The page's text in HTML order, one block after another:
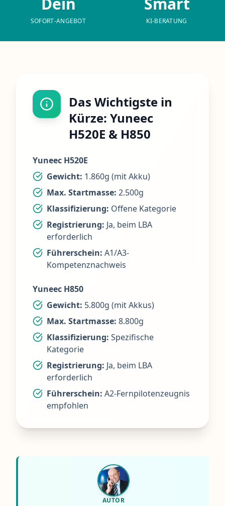
SOFORT-ANGEBOT KI-BERATUNG
Das Wichtigste in
Kürze: Yuneec
H520E & H850
Yuneec H520E
Gewicht: 1.860g (mit Akku)
Max. Startmasse: 2.500g
Klassifizierung: Offene Kategorie
Registrierung: Ja, beim LBA
erforderlich
Führerschein: A1/A3-
Kompetenznachweis
Yuneec H850
Gewicht: 5.800g (mit Akkus)
Max. Startmasse: 8.800g
Klassifizierung: Spezifische
Kategorie
Registrierung: Ja, beim LBA
erforderlich
Führerschein: A2-Fernpilotenzeugnis
empfohlen
AUTOR